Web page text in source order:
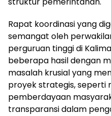
Rapat koordinasi yang
semangat oleh
perguruan tinggi di
beberapa hasil dengan
masalah krusial yang
proyek strategis, seperti
pemberdayaan
transparansi dalam